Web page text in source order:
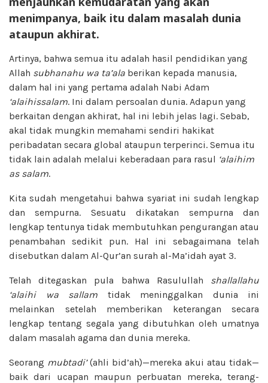
menimpanya, baik itu dalam masalah dunia
ataupun akhirat.
Artinya, bahwa semua itu adalah hasil pendidikan yang
Allah subhanahu wa ta’ala berikan kepada manusia,
dalam hal ini yang pertama adalah Nabi Adam
‘alaihissalam. Ini dalam persoalan dunia. Adapun yang
berkaitan dengan akhirat, hal ini lebih jelas lagi. Sebab,
akal tidak mungkin memahami sendiri hakikat
peribadatan secara global ataupun terperinci. Semua itu
tidak lain adalah melalui keberadaan para rasul ‘alaihim
as salam.
Kita sudah mengetahui bahwa syariat ini sudah lengkap
dan sempurna. Sesuatu dikatakan sempurna dan
lengkap tentunya tidak membutuhkan pengurangan atau
penambahan sedikit pun. Hal ini sebagaimana telah
disebutkan dalam Al-Qur’an surah al-Ma’idah ayat 3.
Telah ditegaskan pula bahwa Rasulullah shallallahu
‘alaihi wa sallam tidak meninggalkan dunia ini
melainkan setelah memberikan keterangan secara
lengkap tentang segala yang dibutuhkan oleh umatnya
dalam masalah agama dan dunia mereka.
Seorang mubtadi’(ahli bid’ah)—mereka akui atau tidak—
baik dari ucapan maupun perbuatan mereka, terang-